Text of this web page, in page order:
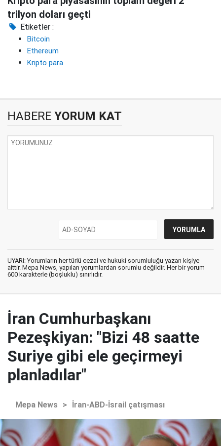
trilyon doları geçti
Etiketler :
Bitcoin
Ethereum
Kripto para
HABERE YORUM KAT
UYARI: Yorumların her türlü cezai ve hukuki sorumluluğu yazan kişiye
aittir. Mepa News, yapılan yorumlardan sorumlu değildir. Her bir yorum
600 karakterle (boşluklu) sınırlıdır.
İran Cumhurbaşkanı
Pezeşkiyan: "Bizi 48 saatte
Suriye gibi ele geçirmeyi
planladılar"
Mepa News > İran-ABD-İsrail çatışması